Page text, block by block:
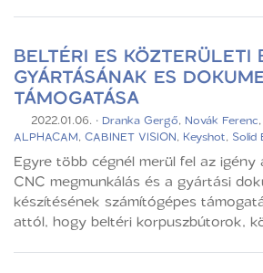
BELTÉRI ES KÖZTERÜLETI
GYÁRTÁSÁNAK ES
TÁMOGATÁSA
2022.01.06. · Dranka Gergő, Novák Ferenc,
ALPHACAM,CABINET VISION, Keyshot, Solid
Egyre több cégnél merül fel az
CNC megmunkálás és a gyártási
készítésének számítógépes
attól, hogy beltéri korpuszbútorok,